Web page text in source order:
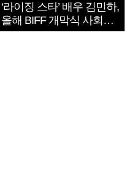
‘라이징 스타’ 배우 김민하,
올해 BIFF 개막식 사회자
확정